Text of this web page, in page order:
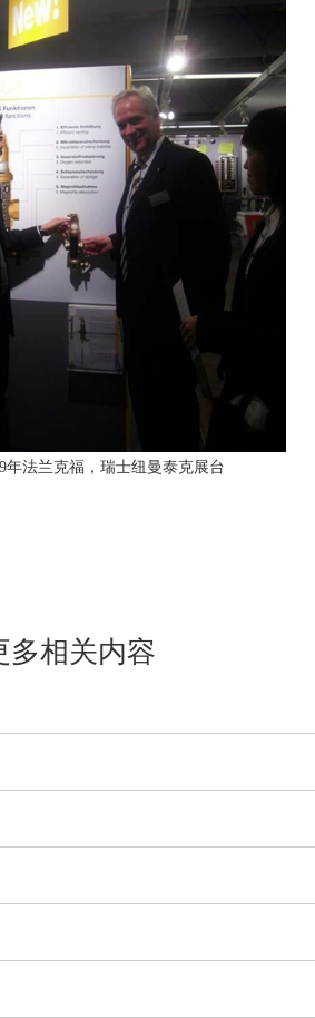
法兰克福，瑞士纽曼泰克展台
多相关内容